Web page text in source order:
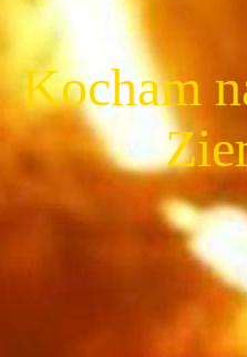
Kocham